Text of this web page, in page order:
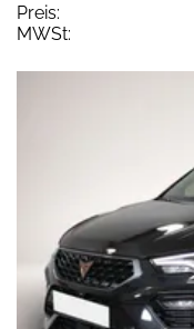
Preis:
MWSt: